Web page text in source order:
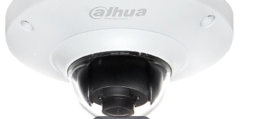
Camera IP Visionhitech
Đầu ghi IP | NVR
Đầu ghi IP HIKVISION
Đầu ghi IP KBVISION
Đầu ghi IP HDParagon
Đầu ghi IP Dahua